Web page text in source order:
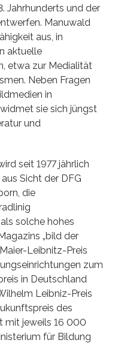
Jahrhunderts und der
Manuwald
aus, in
aktuelle
etwa zur Medialität
Neben Fragen
in
sie sich jüngst
und
seit 1977 jährlich
Sicht der DFG
die
solche hohes
„bild der
Leibnitz-Preis
zum
in Deutschland
Leibniz-Preis
des
mit jeweils 16 000
für Bildung